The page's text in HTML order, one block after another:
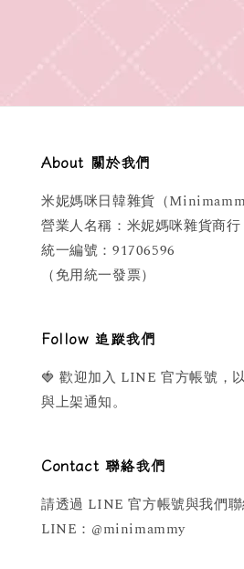
About 關於我們
米妮媽咪日韓雜貨（
營業人名稱：米妮媽咪雜貨商行
統一編號：91706596
（免用統一發票）
Follow 追蹤我們
🍓 歡迎加入 LINE 官方帳號，
與上架通知。
Contact 聯絡我們
請透過 LINE 官方帳號與我們聯
LINE：@minimammy